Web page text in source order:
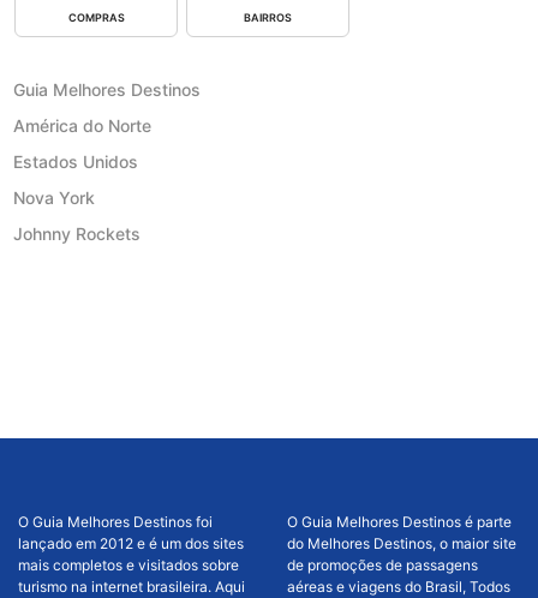
COMPRAS BAIRROS
Guia Melhores Destinos
América do Norte
Estados Unidos
Nova York
Johnny Rockets
O Guia Melhores Destinos foi
lançado em 2012 e é um dos sites
mais completos e visitados sobre
turismo na internet brasileira. Aqui
O Guia Melhores Destinos é parte
do Melhores Destinos, o maior site
de promoções de passagens
aéreas e viagens do Brasil, Todos